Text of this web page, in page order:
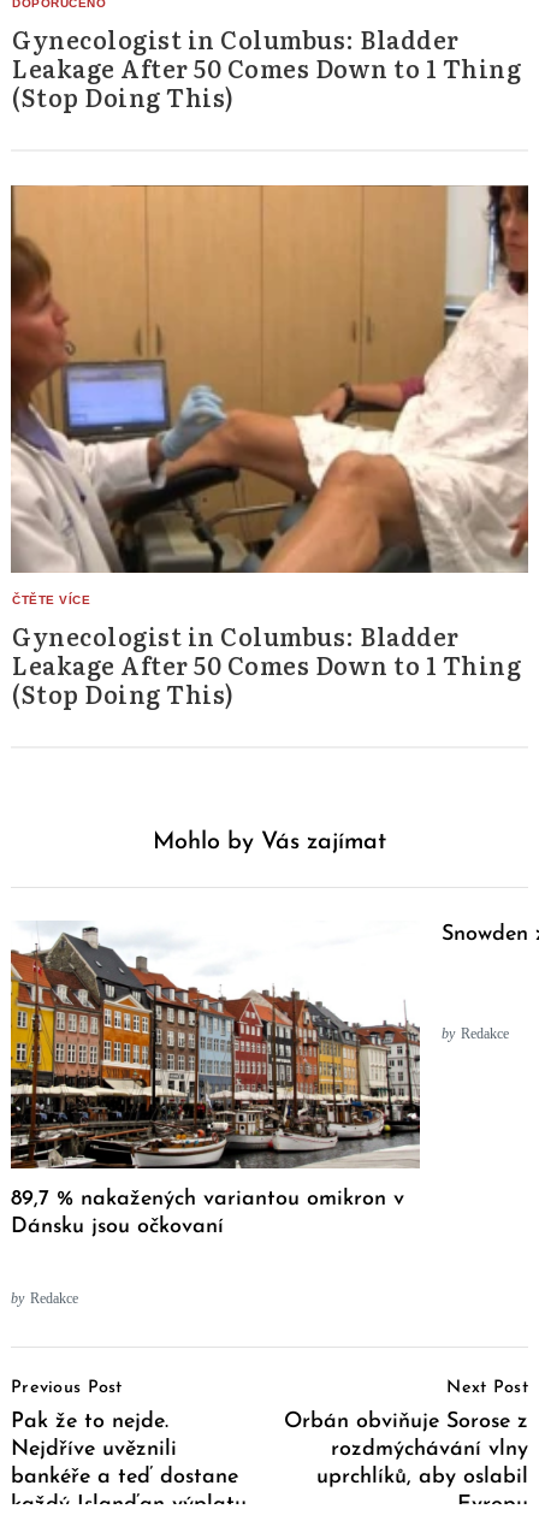
Gynecologist in Columbus: Bladder
Leakage After 50 Comes Down to 1 Thing
(Stop Doing This)
Gynecologist in Columbus: Bladder
Leakage After 50 Comes Down to 1 Thing
(Stop Doing This)
Mohlo by Vás zajímat
89,7 % nakažených variantou omikron v
Dánsku jsou očkovaní
by Redakce
by Redakce
Navigation
Previous Post
Pak že to nejde.
Nejdříve uvěznili
bankéře a teď dostane
každý Islanďan výplatu
Next Post
Orbán obviňuje Sorose z
rozdmýchávání vlny
uprchlíků, aby oslabil
Evropu